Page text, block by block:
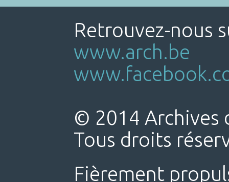
Retrouvez-nous
www.arch.be
© 2014 Archives
Tous droits
Fièrement